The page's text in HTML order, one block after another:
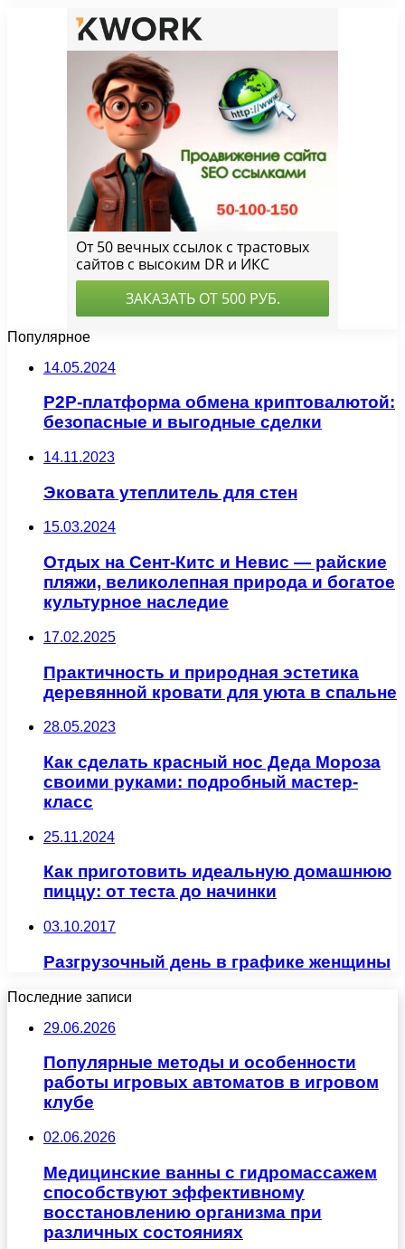
Популярное
14.05.2024
P2P-платформа обмена криптовалютой:
безопасные и выгодные сделки
14.11.2023
Эковата утеплитель для стен
15.03.2024
Отдых на Сент-Китс и Невис — райские
пляжи, великолепная природа и богатое
культурное наследие
17.02.2025
Практичность и природная эстетика
деревянной кровати для уюта в спальне
28.05.2023
Как сделать красный нос Деда Мороза
своими руками: подробный мастер-
класс
25.11.2024
Как приготовить идеальную домашнюю
пиццу: от теста до начинки
03.10.2017
Разгрузочный день в графике женщины
Последние записи
29.06.2026
Популярные методы и особенности
работы игровых автоматов в игровом
клубе
02.06.2026
Медицинские ванны с гидромассажем
способствуют эффективному
восстановлению организма при
различных состояниях